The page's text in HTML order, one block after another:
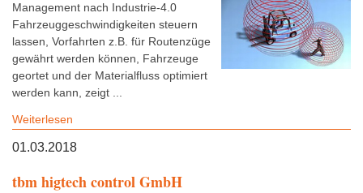
Management nach Industrie-4.0
Fahrzeuggeschwindigkeiten steuern
lassen, Vorfahrten z.B. für Routenzüge
gewährt werden können, Fahrzeuge
geortet und der Materialfluss optimiert
werden kann, zeigt ...
Weiterlesen
01.03.2018
tbm higtech control GmbH